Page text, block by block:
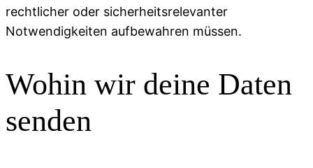
rechtlicher oder sicherheitsrelevanter
Notwendigkeiten aufbewahren müssen.
Wohin wir deine Daten
senden